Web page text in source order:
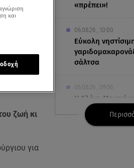
«πρέπει»!
06.08.26 , 10:00
Eύκολη
σάλτσα
06.08.26 , 09:56
Η Ελένη
Φισκάρδο! Το
βεντάλια που
ζωή κι
για
και